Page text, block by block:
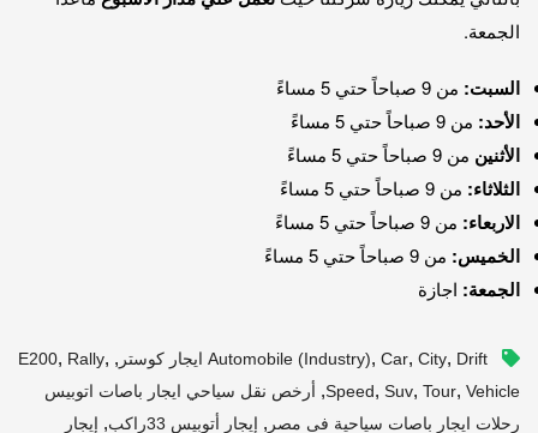
الجمعة.
السبت: من 9 صباحاً حتي 5 مساءً
الأحد: من 9 صباحاً حتي 5 مساءً
الأثنين من 9 صباحاً حتي 5 مساءً
الثلاثاء: من 9 صباحاً حتي 5 مساءً
الاربعاء: من 9 صباحاً حتي 5 مساءً
الخميس: من 9 صباحاً حتي 5 مساءً
الجمعة: اجازة
Automobile (industry), Car, City, Drift ايجار كوستر ,
E200, Rally,
Speed, Suv, Tour, Vehicle
, أرخص نقل سياحي ايجار باصات اتوبيس
رحلات ايجار باصات سياحية فى مصر , إيجار أتوبيس 33راكب , إيجار